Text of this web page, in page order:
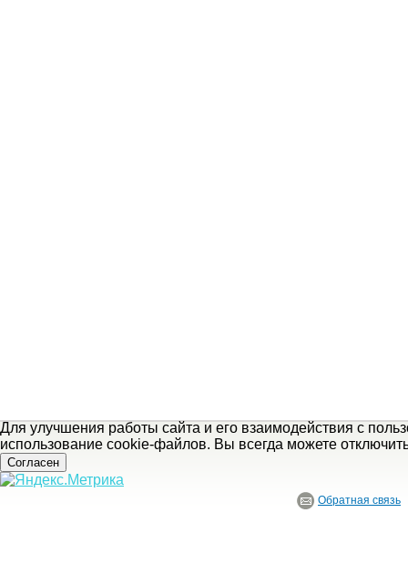
Для улучшения работы сайта и его взаимодействия с
использование cookie-файлов. Вы всегда можете
Согласен
Обратная связь